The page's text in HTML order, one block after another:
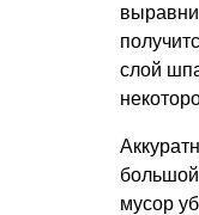
слой
мусор